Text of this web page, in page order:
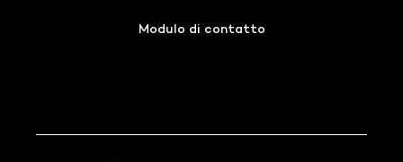
Modulo di contatto